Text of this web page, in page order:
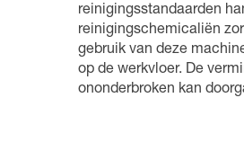
reinigingsstandaarden
reinigingschemicaliën
gebruik van deze
op de werkvloer. De
ononderbroken kan